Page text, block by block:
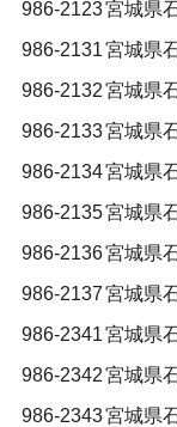
986-2123宮城県
986-2131宮城県
986-2132宮城県
986-2133宮城県
986-2134宮城県
986-2135宮城県
986-2136宮城県
986-2137宮城県
986-2341宮城県
986-2342宮城県
986-2343宮城県